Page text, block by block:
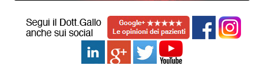
Vai
al
contenuto